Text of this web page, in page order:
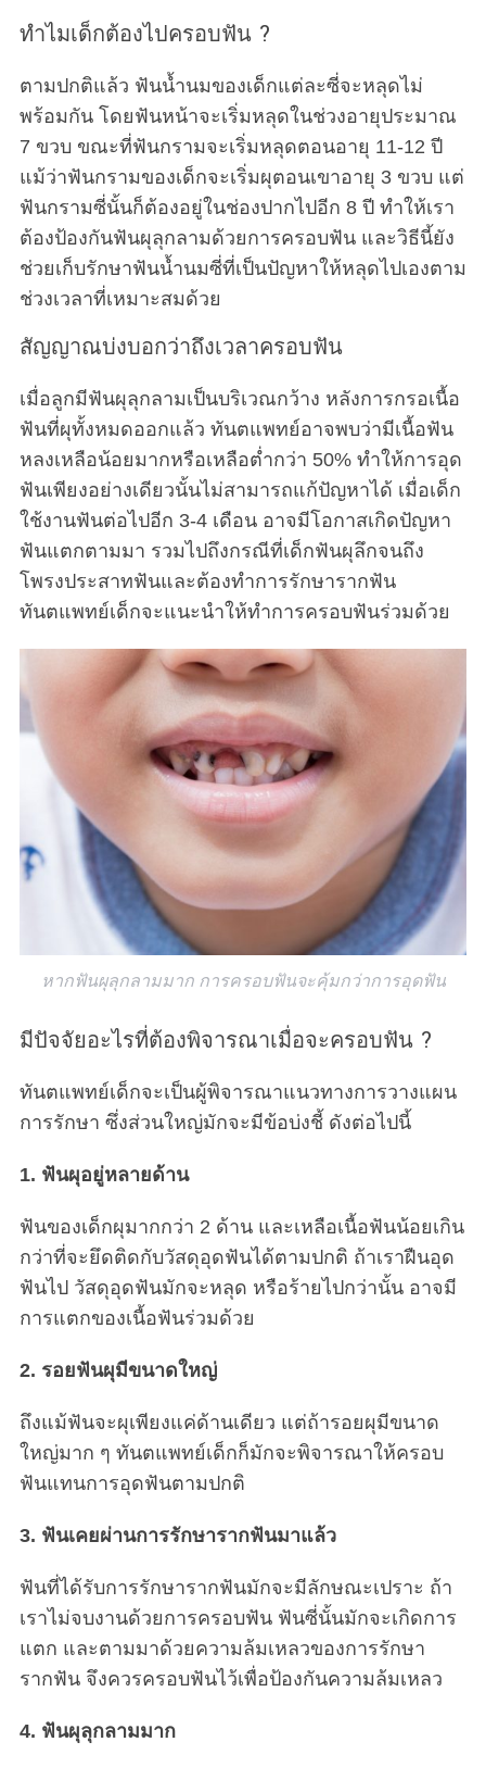
ทำไมเด็กต้องไปครอบฟัน ?
ตามปกติแล้ว ฟันน้ำนมของเด็กแต่ละซี่จะหลุดไม่
พร้อมกัน โดยฟันหน้าจะเริ่มหลุดในช่วงอายุประมาณ
7 ขวบ ขณะที่ฟันกรามจะเริ่มหลุดตอนอายุ 11-12 ปี
แม้ว่าฟันกรามของเด็กจะเริ่มผุตอนเขาอายุ 3 ขวบ แต่
ฟันกรามซี่นั้นก็ต้องอยู่ในช่องปากไปอีก 8 ปี ทำให้เรา
ต้องป้องกันฟันผุลุกลามด้วยการครอบฟัน และวิธีนี้ยัง
ช่วยเก็บรักษาฟันน้ำนมซี่ที่เป็นปัญหาให้หลุดไปเองตาม
ช่วงเวลาที่เหมาะสมด้วย
สัญญาณบ่งบอกว่าถึงเวลาครอบฟัน
เมื่อลูกมีฟันผุลุกลามเป็นบริเวณกว้าง หลังการกรอเนื้อ
ฟันที่ผุทั้งหมดออกแล้ว ทันตแพทย์อาจพบว่ามีเนื้อฟัน
หลงเหลือน้อยมากหรือเหลือต่ำกว่า 50% ทำให้การอุด
ฟันเพียงอย่างเดียวนั้นไม่สามารถแก้ปัญหาได้ เมื่อเด็ก
ใช้งานฟันต่อไปอีก 3-4 เดือน อาจมีโอกาสเกิดปัญหา
ฟันแตกตามมา รวมไปถึงกรณีที่เด็กฟันผุลึกจนถึง
โพรงประสาทฟันและต้องทำการรักษารากฟัน
ทันตแพทย์เด็กจะแนะนำให้ทำการครอบฟันร่วมด้วย
หากฟันผุลุกลามมาก การครอบฟันจะคุ้มกว่าการอุดฟัน
มีปัจจัยอะไรที่ต้องพิจารณาเมื่อจะครอบฟัน ?
ทันตแพทย์เด็กจะเป็นผู้พิจารณาแนวทางการวางแผน
การรักษา ซึ่งส่วนใหญ่มักจะมีข้อบ่งชี้ ดังต่อไปนี้
1. ฟันผุอยู่หลายด้าน
ฟันของเด็กผุมากกว่า 2 ด้าน และเหลือเนื้อฟันน้อยเกิน
กว่าที่จะยึดติดกับวัสดุอุดฟันได้ตามปกติ ถ้าเราฝืนอุด
ฟันไป วัสดุอุดฟันมักจะหลุด หรือร้ายไปกว่านั้น อาจมี
การแตกของเนื้อฟันร่วมด้วย
2. รอยฟันผุมีขนาดใหญ่
ถึงแม้ฟันจะผุเพียงแค่ด้านเดียว แต่ถ้ารอยผุมีขนาด
ใหญ่มาก ๆ ทันตแพทย์เด็กก็มักจะพิจารณาให้ครอบ
ฟันแทนการอุดฟันตามปกติ
3. ฟันเคยผ่านการรักษารากฟันมาแล้ว
ฟันที่ได้รับการรักษารากฟันมักจะมีลักษณะเปราะ ถ้า
เราไม่จบงานด้วยการครอบฟัน ฟันซี่นั้นมักจะเกิดการ
แตก และตามมาด้วยความล้มเหลวของการรักษา
รากฟัน จึงควรครอบฟันไว้เพื่อป้องกันความล้มเหลว
4. ฟันผุลุกลามมาก
S
r
: